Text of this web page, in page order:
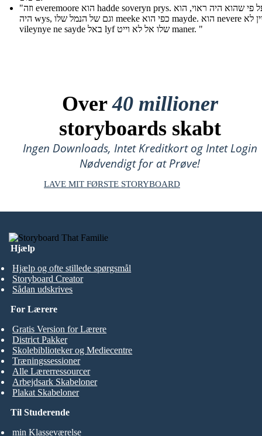
"וזה everemoore הוא hadde soveryn prys. ואף על פי שהוא היה ראוי, הוא
היה wys, וגם של הנמל שלו meeke כפי הוא mayde. הוא nevere עדיין לא
vileynye ne sayde באל lyf שלו אל לא וייט maner. "
Over40 millioner
storyboards skabt
Ingen Downloads, Intet Kreditkort og Intet Login
Nødvendigt for at Prøve!
LAVE MIT FØRSTE STORYBOARD
Hjælp
Hjælp og ofte stillede spørgsmål
Storyboard Creator
Sådan udskrives
Til Studerende
min Klasseværelse
For Lærere
Gratis Version for Lærere
District Pakker
Skolebiblioteker og Mediecentre
Træningssessioner
Alle Lærerressourcer
Arbejdsark Skabeloner
Plakat Skabeloner